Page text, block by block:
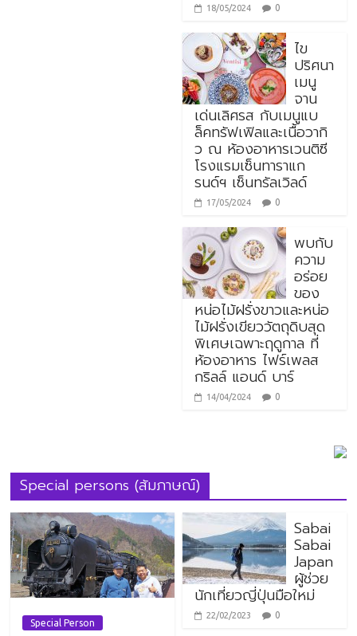
18/05/2024 0
ไข
ปริศนา
เมนู
จาน
เด่นเลิศรส กับเมนูแบ
ล็คทรัฟเฟิลและเนื้อวากิ
ว ณ ห้องอาหารเวนติซี
โรงแรมเซ็นทาราแก
รนด์ฯ เซ็นทรัลเวิลด์
17/05/2024 0
พบกับ
ความ
อร่อย
ของ
หน่อไม้ฝรั่งขาวและหน่อ
ไม้ฝรั่งเขียววัตถุดิบสุด
พิเศษเฉพาะฤดูกาล ที่
ห้องอาหาร ไฟร์เพลส
กริลล์ แอนด์ บาร์
14/04/2024 0
Special persons (สัมภาษณ์)
Special Person
Sabai
Sabai
Japan
ผู้ช่วย
นักเที่ยวญี่ปุ่นมือใหม่
22/02/2023 0